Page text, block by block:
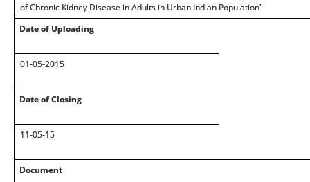
of Chronic Kidney Disease in Adults in Urban Indian Population"
Date of Uploading
01-05-2015
Date of Closing
11-05-15
Document